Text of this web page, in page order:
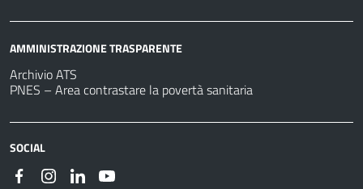
AMMINISTRAZIONE TRASPARENTE
Archivio ATS
PNES – Area contrastare la povertà sanitaria
SOCIAL